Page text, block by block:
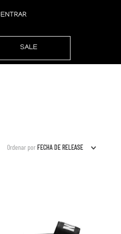
ENTRAR
SALE
Ordenar por FECHA DE RELEASE